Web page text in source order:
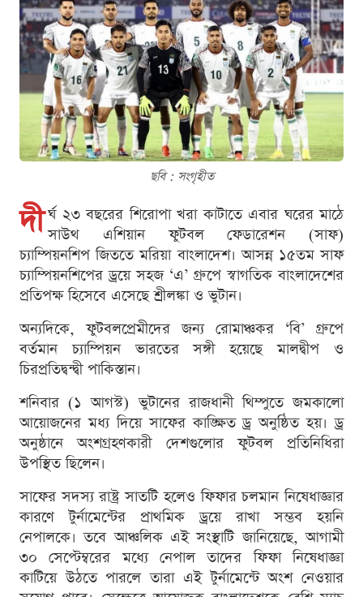
ছবি : সংগৃহীত
দী র্ঘ ২৩ বছরের শিরোপা খরা কাটাতে এবার ঘরের মাঠে
সাউথ এশিয়ান ফুটবল ফেডারেশন (সাফ)
চ্যাম্পিয়নশিপ জিততে মরিয়া বাংলাদেশ। আসন্ন ১৫তম সাফ
চ্যাম্পিয়নশিপের ড্রয়ে সহজ ‘এ’ গ্রুপে স্বাগতিক বাংলাদেশের
প্রতিপক্ষ হিসেবে এসেছে শ্রীলঙ্কা ও ভুটান।
অন্যদিকে, ফুটবলপ্রেমীদের জন্য রোমাঞ্চকর ‘বি’ গ্রুপে
বর্তমান চ্যাম্পিয়ন ভারতের সঙ্গী হয়েছে মালদ্বীপ ও
চিরপ্রতিদ্বন্দ্বী পাকিস্তান।
শনিবার (১ আগস্ট) ভুটানের রাজধানী থিম্পুতে জমকালো
আয়োজনের মধ্য দিয়ে সাফের কাঙ্ক্ষিত ড্র অনুষ্ঠিত হয়। ড্র
অনুষ্ঠানে অংশগ্রহণকারী দেশগুলোর ফুটবল প্রতিনিধিরা
উপস্থিত ছিলেন।
সাফের সদস্য রাষ্ট্র সাতটি হলেও ফিফার চলমান নিষেধাজ্ঞার
কারণে টুর্নামেন্টের প্রাথমিক ড্রয়ে রাখা সম্ভব হয়নি
নেপালকে। তবে আঞ্চলিক এই সংস্থাটি জানিয়েছে, আগামী
৩০ সেপ্টেম্বরের মধ্যে নেপাল তাদের ফিফা নিষেধাজ্ঞা
কাটিয়ে উঠতে পারলে তারা এই টুর্নামেন্টে অংশ নেওয়ার